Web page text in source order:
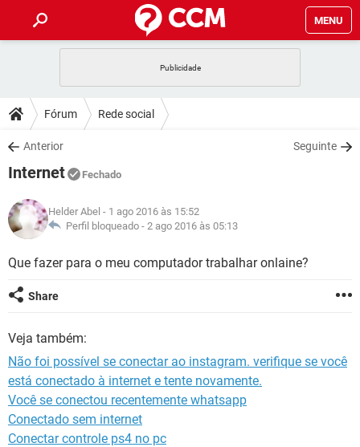
MENU
CELULAR
OUTLOOK
INSTAGRAM
GUIA DE COMPRAS
DICAS
JOGOS
INSTAGRAM GMAIL
GUIA DE COMPRAS
DOWNLOADS
JOGOS
CELULAR
OUTLOOK EXCEL
INSTAGRAM GMAIL
JOGOS WHATSAPP
CELULAR
OUTLOOK EXCEL
INSTAGRAM
GLOSSÁRIO
JOGOS WHATSAPP
INSTAGRAM
GUIA DE COMPRAS
Fórum Rede social
Anterior Seguinte
Internet Fechado
Helder Abel - 1 ago 2016 às 15:52
Perfil bloqueado - 2 ago 2016 às 05:13
Que fazer para o meu computador trabalhar onlaine?
Share
Veja também:
Não foi possível se conectar ao instagram. verifique se você
está conectado à internet e tente novamente.
Você se conectou recentemente whatsapp
Conectado sem internet
Conectar controle ps4 no pc